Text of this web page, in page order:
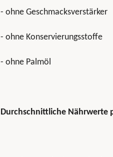
- ohne Geschmacksverstärker
- ohne Konservierungsstoffe
- ohne Palmöl
Durchschnittliche Nährwerte